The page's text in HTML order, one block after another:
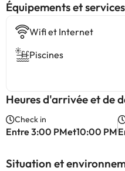
​Équipements et services
Wifi et Internet
Piscines
Heures d'arrivée et de
Check in
Entre 3:00 PMet10:00 PM
Situation et